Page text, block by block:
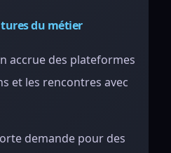
du métier
accrue des plateformes
et les rencontres avec
demande pour des